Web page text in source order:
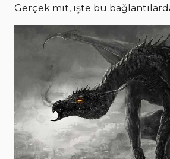
Gerçek mit, işte bu